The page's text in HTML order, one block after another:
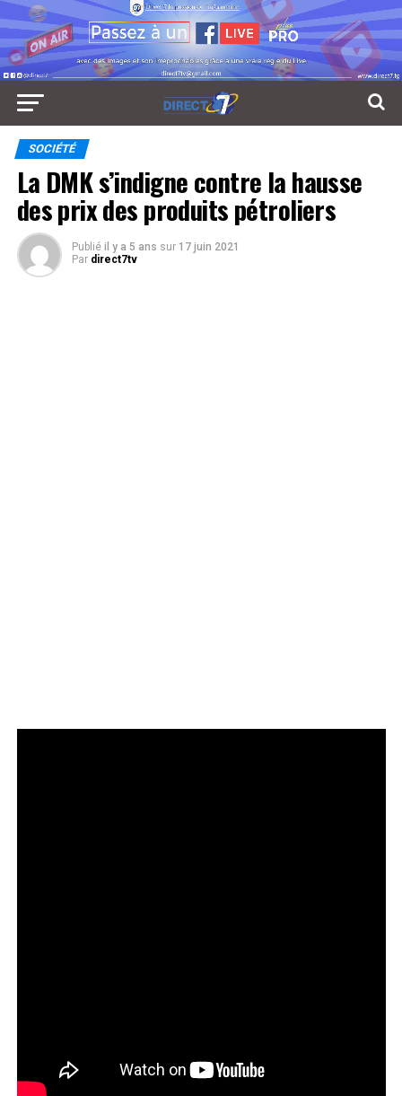
SOCIÉTÉ
La DMK s’indigne contre la hausse
des prix des produits pétroliers
Publié il y a 5 ans sur 17 juin 2021
Par direct7tv